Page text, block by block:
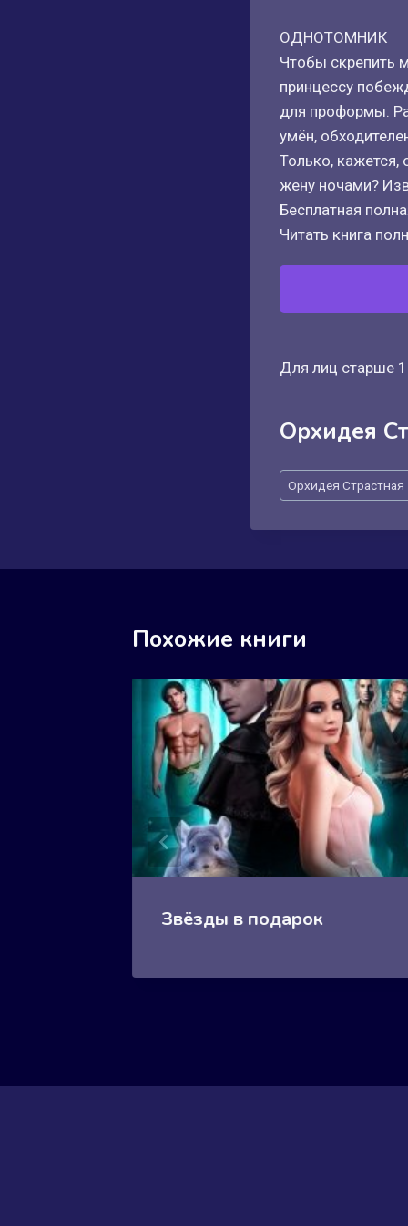
ОДНОТОМНИК
Чтобы скрепить
принцессу
для проформы.
умён,
Только, кажется,
жену ночами?
Бесплатная
Читать книга
Для лиц старше
Орхидея
Метки
записи:
Орхидея Страстная
Похожие книги
Звёзды в подарок